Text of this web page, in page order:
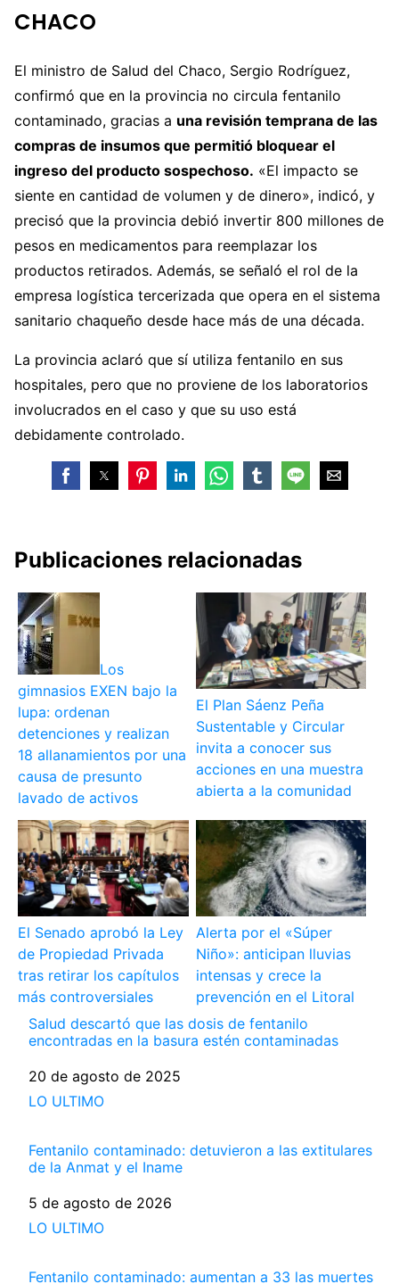
CHACO
El ministro de Salud del Chaco, Sergio Rodríguez,
confirmó que en la provincia no circula fentanilo
contaminado, gracias a una revisión temprana de las
compras de insumos que permitió bloquear el
ingreso del producto sospechoso. «El impacto se
siente en cantidad de volumen y de dinero», indicó, y
precisó que la provincia debió invertir 800 millones de
pesos en medicamentos para reemplazar los
productos retirados. Además, se señaló el rol de la
empresa logística tercerizada que opera en el sistema
sanitario chaqueño desde hace más de una década.
La provincia aclaró que sí utiliza fentanilo en sus
hospitales, pero que no proviene de los laboratorios
involucrados en el caso y que su uso está
debidamente controlado.
Publicaciones relacionadas
Los
gimnasios EXEN bajo la
lupa: ordenan
detenciones y realizan
18 allanamientos por una
causa de presunto
lavado de activos
El Plan Sáenz Peña
Sustentable y Circular
invita a conocer sus
acciones en una muestra
abierta a la comunidad
El Senado aprobó la Ley
de Propiedad Privada
tras retirar los capítulos
más controversiales
Alerta por el «Súper
Niño»: anticipan lluvias
intensas y crece la
prevención en el Litoral
Salud descartó que las dosis de fentanilo
encontradas en la basura estén contaminadas
Fecha
20 de agosto de 2025
Respecto a
LO ULTIMO
Fentanilo contaminado: detuvieron a las extitulares
de la Anmat y el Iname
Fecha
5 de agosto de 2026
Respecto a
LO ULTIMO
Fentanilo contaminado: aumentan a 33 las muertes